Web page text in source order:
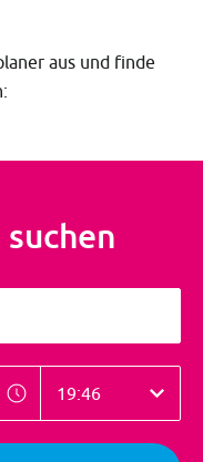
aus und finde
Zeitpunkt
Zeitpunkt